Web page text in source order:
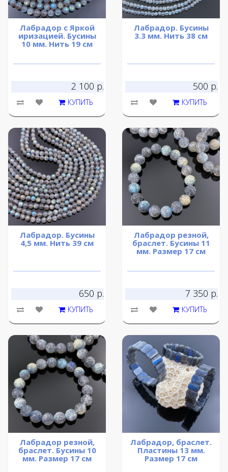
Лабрадор с Яркой
иризацией. Бусины
10 мм. Нить 19 см
2 100 р.
КУПИТЬ
Лабрадор. Бусины
3.3 мм. Нить 38 см
500 р.
КУПИТЬ
Лабрадор. Бусины
4,5 мм. Нить 39 см
650 р.
КУПИТЬ
Лабрадор резной,
браслет. Бусины 11
мм. Размер 17 см
7 350 р.
КУПИТЬ
Лабрадор резной,
браслет. Бусины 10
мм. Размер 17 см
Лабрадор, браслет.
Пластины 13 мм.
Размер 17 см